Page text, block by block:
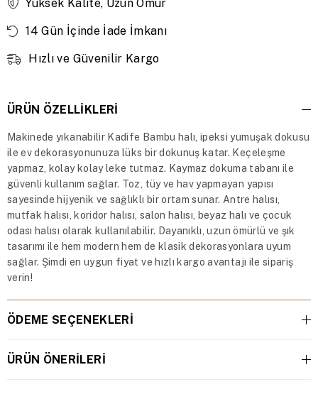
Yüksek Kalite, Uzun Ömür
14 Gün İçinde İade İmkanı
Hızlı ve Güvenilir Kargo
ÜRÜN ÖZELLIKLERI
Makinede yıkanabilir Kadife Bambu halı, ipeksi yumuşak dokusu
ile ev dekorasyonunuza lüks bir dokunuş katar. Keçeleşme
yapmaz, kolay kolay leke tutmaz. Kaymaz dokuma tabanı ile
güvenli kullanım sağlar. Toz, tüy ve hav yapmayan yapısı
sayesinde hijyenik ve sağlıklı bir ortam sunar. Antre halısı,
mutfak halısı, koridor halısı, salon halısı, beyaz halı ve çocuk
odası halısı olarak kullanılabilir. Dayanıklı, uzun ömürlü ve şık
tasarımı ile hem modern hem de klasik dekorasyonlara uyum
sağlar. Şimdi en uygun fiyat ve hızlı kargo avantajı ile sipariş
verin!
ÖDEME SEÇENEKLERI
ÜRÜN ÖNERILERI